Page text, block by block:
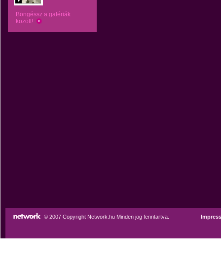
Böngéssz a galériák
között!
© 2007 Copyright Network.hu Minden jog fenntartva.